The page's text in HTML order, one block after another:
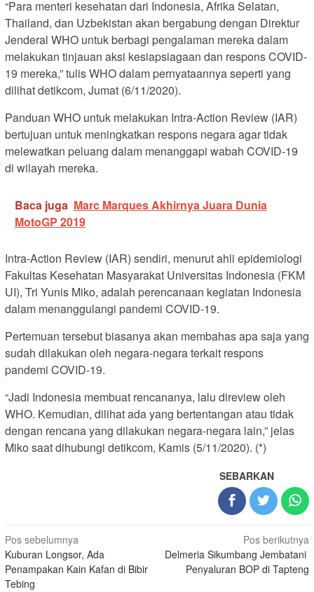
“Para menteri kesehatan dari Indonesia, Afrika Selatan,
Thailand, dan Uzbekistan akan bergabung dengan Direktur
Jenderal WHO untuk berbagi pengalaman mereka dalam
melakukan tinjauan aksi kesiapsiagaan dan respons COVID-
19 mereka,” tulis WHO dalam pernyataannya seperti yang
dilihat detikcom, Jumat (6/11/2020).
Panduan WHO untuk melakukan Intra-Action Review (IAR)
bertujuan untuk meningkatkan respons negara agar tidak
melewatkan peluang dalam menanggapi wabah COVID-19
di wilayah mereka.
Baca juga Marc Marques Akhirnya Juara Dunia
MotoGP 2019
Intra-Action Review (IAR) sendiri, menurut ahli epidemiologi
Fakultas Kesehatan Masyarakat Universitas Indonesia (FKM
UI), Tri Yunis Miko, adalah perencanaan kegiatan Indonesia
dalam menanggulangi pandemi COVID-19.
Pertemuan tersebut biasanya akan membahas apa saja yang
sudah dilakukan oleh negara-negara terkait respons
pandemi COVID-19.
“Jadi Indonesia membuat rencananya, lalu direview oleh
WHO. Kemudian, dilihat ada yang bertentangan atau tidak
dengan rencana yang dilakukan negara-negara lain,” jelas
Miko saat dihubungi detikcom, Kamis (5/11/2020). (*)
SEBARKAN
Navigasi
pos
Pos sebelumnya
Kuburan Longsor, Ada
Penampakan Kain Kafan di Bibir
Tebing
Pos berikutnya
Delmeria Sikumbang Jembatani
Penyaluran BOP di Tapteng